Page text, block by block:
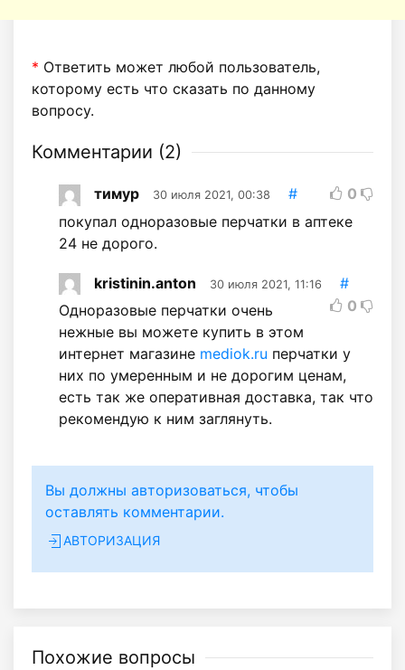
* Ответить может любой пользователь,
которому есть что сказать по данному
вопросу.
Комментарии (2)
тимур 30 июля 2021, 00:38 #
0
покупал одноразовые перчатки в аптеке
24 не дорого.
kristinin.anton 30 июля 2021, 11:16
#
0
Одноразовые перчатки очень
нежные вы можете купить в этом
интернет магазине mediok.ru перчатки у
них по умеренным и не дорогим ценам,
есть так же оперативная доставка, так что
рекомендую к ним заглянуть.
Вы должны авторизоваться, чтобы
оставлять комментарии.
АВТОРИЗАЦИЯ
Похожие вопросы